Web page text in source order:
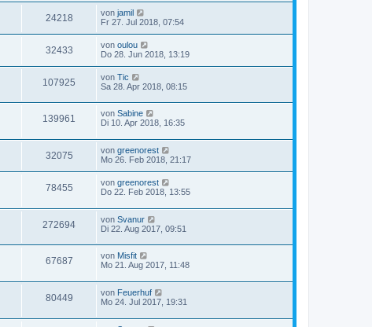
24218 von jamil
Fr 27. Jul 2018, 07:54
32433 von oulou
Do 28. Jun 2018, 13:19
107925 von Tic
Sa 28. Apr 2018, 08:15
139961 von Sabine
Di 10. Apr 2018, 16:35
32075 von greenorest
Mo 26. Feb 2018, 21:17
78455 von greenorest
Do 22. Feb 2018, 13:55
272694 von Svanur
Di 22. Aug 2017, 09:51
67687 von Misfit
Mo 21. Aug 2017, 11:48
80449 von Feuerhuf
Mo 24. Jul 2017, 19:31